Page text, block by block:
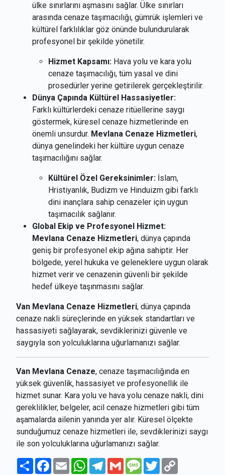
ülke sınırlarını aşmasını sağlar. Ülke sınırları
arasında cenaze taşımacılığı, gümrük işlemleri ve
kültürel farklılıklar göz önünde bulundurularak
profesyonel bir şekilde yönetilir.
Hizmet Kapsamı: Hava yolu ve kara yolu
cenaze taşımacılığı, tüm yasal ve dini
prosedürler yerine getirilerek gerçekleştirilir.
Dünya Çapında Kültürel Hassasiyetler:
Farklı kültürlerdeki cenaze ritüellerine saygı
göstermek, küresel cenaze hizmetlerinde en
önemli unsurdur. Mevlana Cenaze Hizmetleri,
dünya genelindeki her kültüre uygun cenaze
taşımacılığını sağlar.
Kültürel Özel Gereksinimler: İslam,
Hristiyanlık, Budizm ve Hinduizm gibi farklı
dini inançlara sahip cenazeler için uygun
taşımacılık sağlanır.
Global Ekip ve Profesyonel Hizmet:
Mevlana Cenaze Hizmetleri, dünya çapında
geniş bir profesyonel ekip ağına sahiptir. Her
bölgede, yerel hukuka ve geleneklere uygun olarak
hizmet verir ve cenazenin güvenli bir şekilde
hedef ülkeye taşınmasını sağlar.
Van Mevlana Cenaze Hizmetleri, dünya çapında
cenaze nakli süreçlerinde en yüksek standartları ve
hassasiyeti sağlayarak, sevdiklerinizi güvenle ve
saygıyla son yolculuklarına uğurlamanızı sağlar.
Van Mevlana Cenaze, cenaze taşımacılığında en
yüksek güvenlik, hassasiyet ve profesyonellik ile
hizmet sunar. Kara yolu ve hava yolu cenaze nakli, dini
gereklilikler, belgeler, acil cenaze hizmetleri gibi tüm
aşamalarda ailenin yanında yer alır. Küresel ölçekte
sunduğumuz cenaze hizmetleri ile, sevdiklerinizi saygı
ile son yolculuklarına uğurlamanızı sağlar.
PaylaşFacebook
Email WhatsAppTelegram
Gmail Message
Twitter